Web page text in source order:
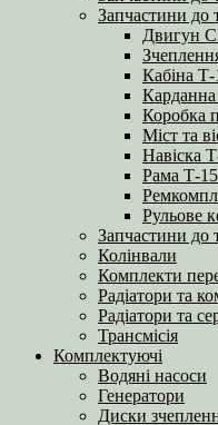
Запчастини до
Двигун
Кабіна Т-
Коробка
Міст та
Навіска
Рама Т-
Рульове
Запчастини
Колінвали
Комплекти
Радіатори та
Радіатори та
Трансмісія
Комплектуючі
Водяні насоси
Генератори
Диски